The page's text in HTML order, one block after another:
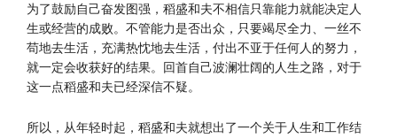
为了鼓励自己奋发图强，稻盛和夫不相信只靠能力就能决定人
生或经营的成败。不管能力是否出众，只要竭尽全力、一丝不
苟地去生活，充满热忱地去生活，付出不亚于任何人的努力，
就一定会收获好的结果。回首自己波澜壮阔的人生之路，对于
这一点稻盛和夫已经深信不疑。
所以，从年轻时起，稻盛和夫就想出了一个关于人生和工作结